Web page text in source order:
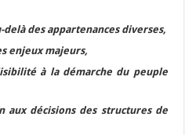
des appartenances diverses,
enjeux majeurs,
à la démarche du peuple
aux décisions des structures de